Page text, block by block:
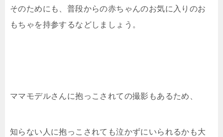
そのためにも、普段からの赤ちゃんのお気に入りのお
もちゃを持参するなどしましょう。
ママモデルさんに抱っこされての撮影もあるため、
知らない人に抱っこされても泣かずにいられるかも大